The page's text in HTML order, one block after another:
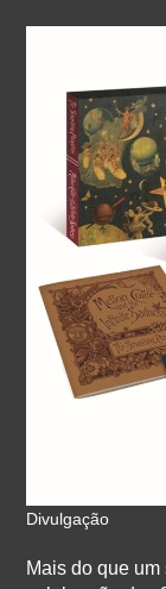
Divulgação
Mais do que